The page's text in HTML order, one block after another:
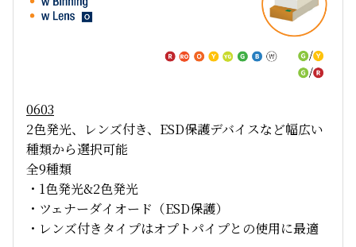
0603
2色発光、レンズ付き、ESD保護デバイスなど幅広い
種類から選択可能
全9種類
・1色発光&2色発光
・ツェナーダイオード（ESD保護）
・レンズ付きタイプはオプトパイプとの使用に最適